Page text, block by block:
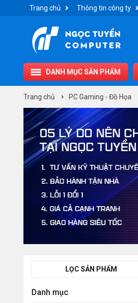
Trang chủ Thông tin công ty
DANH MỤC SẢN PHẨM
Trang chủ PC Gaming - Đồ Họa
LỌC SẢN PHẨM
Danh mục